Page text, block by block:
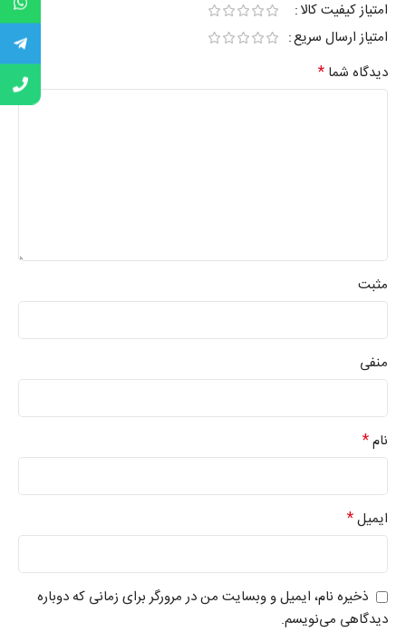
امتیاز کیفیت کالا
امتیاز ارسال سریع
دیدگاه شما *
مثبت
منفی
نام*
ایمیل*
ذخیره نام، ایمیل و وبسایت من در مرورگر برای زمانی که دوباره
دیدگاهی می‌نویسم.